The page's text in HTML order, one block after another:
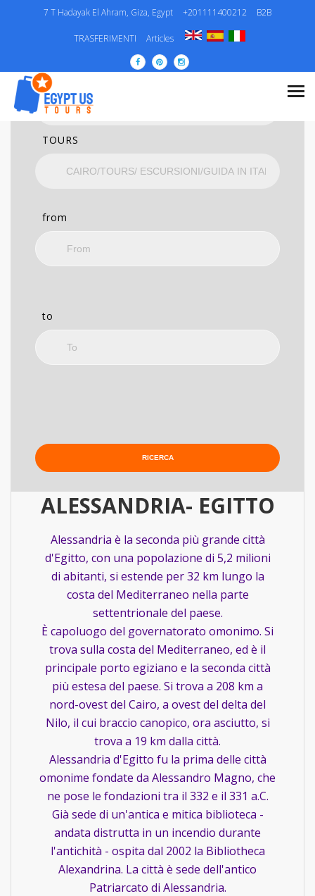
7 T Hadayak El Ahram, Giza, Egypt +201111400212 B2B
TRASFERIMENTI Articles
RICERCA
CATEGORIA..
TOURS
from
to
ALESSANDRIA- EGITTO
Alessandria è la seconda più grande città
d'Egitto, con una popolazione di 5,2 milioni
di abitanti, si estende per 32 km lungo la
costa del Mediterraneo nella parte
settentrionale del paese.
È capoluogo del governatorato omonimo. Si
trova sulla costa del Mediterraneo, ed è il
principale porto egiziano e la seconda città
più estesa del paese. Si trova a 208 km a
nord-ovest del Cairo, a ovest del delta del
Nilo, il cui braccio canopico, ora asciutto, si
trova a 19 km dalla città.
Alessandria d'Egitto fu la prima delle città
omonime fondate da Alessandro Magno, che
ne pose le fondazioni tra il 332 e il 331 a.C.
Già sede di un'antica e mitica biblioteca -
andata distrutta in un incendio durante
l'antichità - ospita dal 2002 la Bibliotheca
Alexandrina. La città è sede dell'antico
Patriarcato di Alessandria.